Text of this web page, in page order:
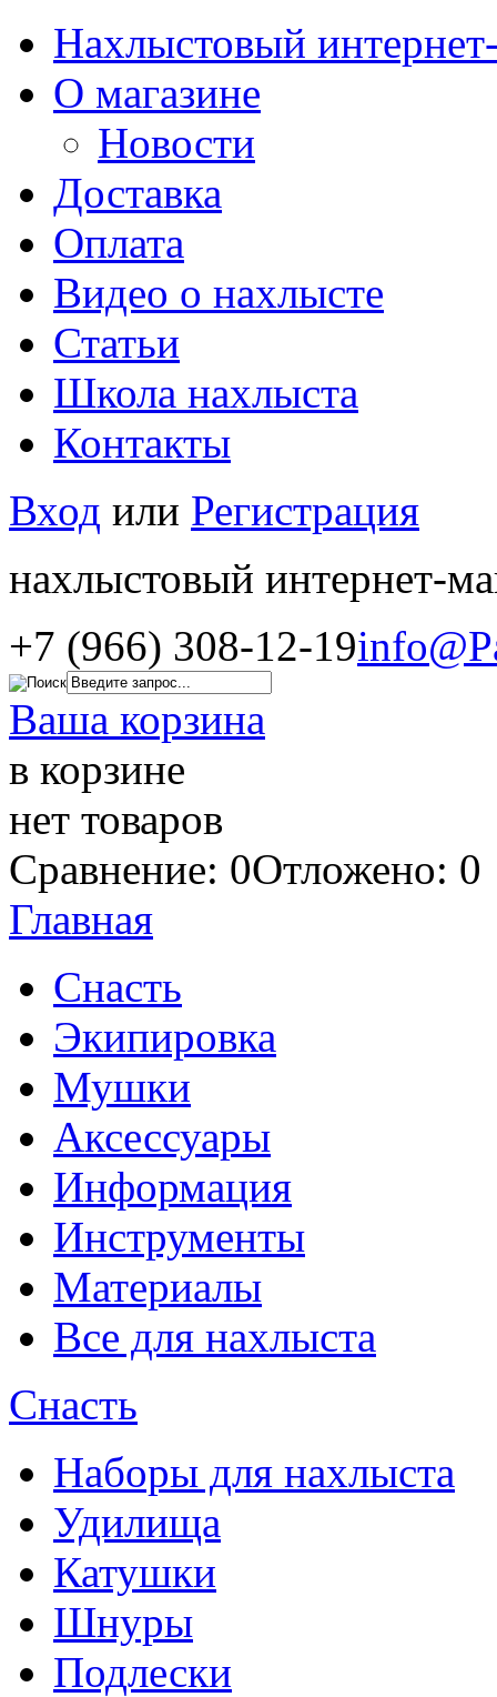
Нахлыстовый
О магазине
Новости
Доставка
Оплата
Видео о нахлысте
Статьи
Школа нахлыста
Контакты
Вход или Регистрация
нахлыстовый интернет-
+7 (966) 308-12-19
Ваша корзина
в корзине
нет товаров
Сравнение: 0Отложено: 0
Главная
Снасть
Экипировка
Мушки
Аксессуары
Информация
Инструменты
Материалы
Все для нахлыста
Снасть
Наборы для нахлыста
Удилища
Катушки
Шнуры
Подлески